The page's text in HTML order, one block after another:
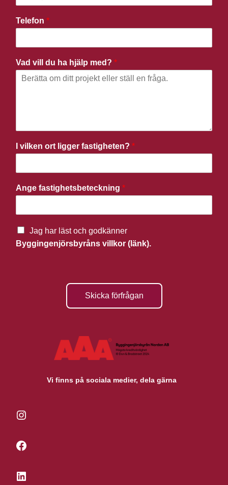
Telefon *
Vad vill du ha hjälp med? *
I vilken ort ligger fastigheten? *
Ange fastighetsbeteckning *
Jag har läst och godkänner
Byggingenjörsbyråns villkor (länk).
Skicka förfrågan
Vi finns på sociala medier, dela gärna
Instagram
Facebook
LinkedIn